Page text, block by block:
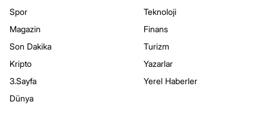
Spor
Magazin
Son Dakika
Kripto
3.Sayfa
Dünya
Teknoloji
Finans
Turizm
Yazarlar
Yerel Haberler